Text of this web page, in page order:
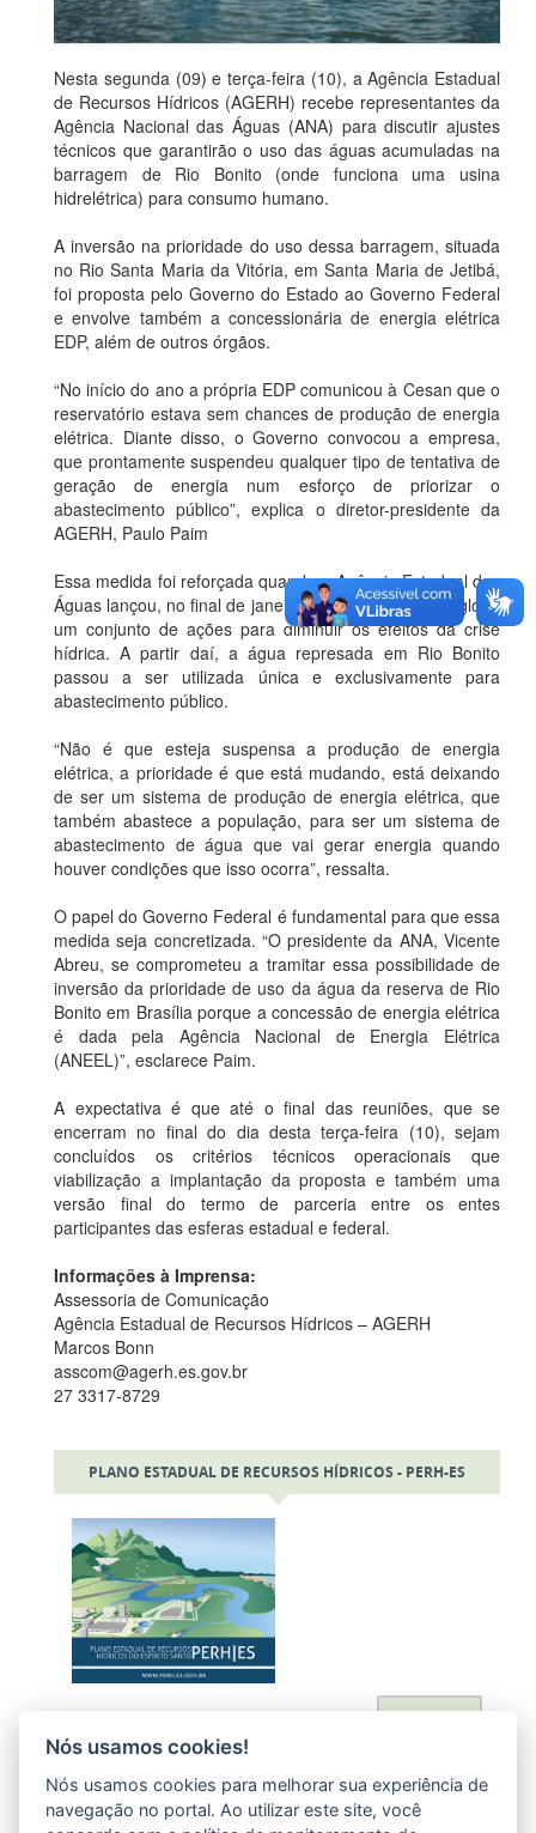
Nesta segunda (09) e terça-feira (10), a Agência Estadual
de Recursos Hídricos (AGERH) recebe representantes da
Agência Nacional das Águas (ANA) para discutir ajustes
técnicos que garantirão o uso das águas acumuladas na
barragem de Rio Bonito (onde funciona uma usina
hidrelétrica) para consumo humano.
A inversão na prioridade do uso dessa barragem, situada
no Rio Santa Maria da Vitória, em Santa Maria de Jetibá,
foi proposta pelo Governo do Estado ao Governo Federal
e envolve também a concessionária de energia elétrica
EDP, além de outros órgãos.
“No início do ano a própria EDP comunicou à Cesan que o
reservatório estava sem chances de produção de energia
elétrica. Diante disso, o Governo convocou a empresa,
que prontamente suspendeu qualquer tipo de tentativa de
geração de energia num esforço de priorizar o
abastecimento público”, explica o diretor-presidente da
AGERH, Paulo Paim
Essa medida foi reforçada quando a Agência Estadual das
Águas lançou, no final de janeiro, a resolução que engloba
um conjunto de ações para diminuir os efeitos da crise
hídrica. A partir daí, a água represada em Rio Bonito
passou a ser utilizada única e exclusivamente para
abastecimento público.
“Não é que esteja suspensa a produção de energia
elétrica, a prioridade é que está mudando, está deixando
de ser um sistema de produção de energia elétrica, que
também abastece a população, para ser um sistema de
abastecimento de água que vai gerar energia quando
houver condições que isso ocorra”, ressalta.
O papel do Governo Federal é fundamental para que essa
medida seja concretizada. “O presidente da ANA, Vicente
Abreu, se comprometeu a tramitar essa possibilidade de
inversão da prioridade de uso da água da reserva de Rio
Bonito em Brasília porque a concessão de energia elétrica
é dada pela Agência Nacional de Energia Elétrica
(ANEEL)”, esclarece Paim.
A expectativa é que até o final das reuniões, que se
encerram no final do dia desta terça-feira (10), sejam
concluídos os critérios técnicos operacionais que
viabilização a implantação da proposta e também uma
versão final do termo de parceria entre os entes
participantes das esferas estadual e federal.
Informações à Imprensa:
Assessoria de Comunicação
Agência Estadual de Recursos Hídricos – AGERH
Marcos Bonn
asscom@agerh.es.gov.br
27 3317-8729
PLANO ESTADUAL DE RECURSOS HÍDRICOS - PERH-ES
Acessar
Nós usamos cookies!
Nós usamos cookies para melhorar sua experiência de
navegação no portal. Ao utilizar este site, você